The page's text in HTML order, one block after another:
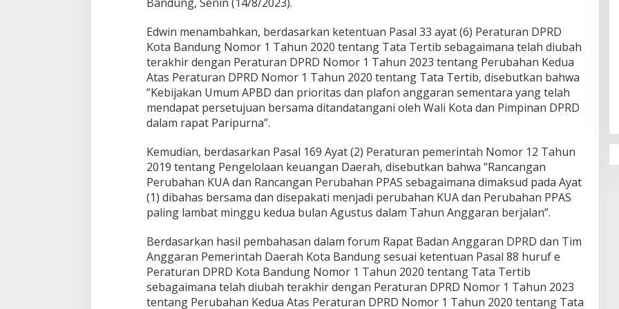
Edwin menambahkan, berdasarkan ketentuan Pasal 33 ayat (6) Peraturan DPRD
Kota Bandung Nomor 1 Tahun 2020 tentang Tata Tertib sebagaimana telah diubah
terakhir dengan Peraturan DPRD Nomor 1 Tahun 2023 tentang Perubahan Kedua
Atas Peraturan DPRD Nomor 1 Tahun 2020 tentang Tata Tertib, disebutkan bahwa
”Kebijakan Umum APBD dan prioritas dan plafon anggaran sementara yang telah
mendapat persetujuan bersama ditandatangani oleh Wali Kota dan Pimpinan DPRD
dalam rapat Paripurna”.
Kemudian, berdasarkan Pasal 169 Ayat (2) Peraturan pemerintah Nomor 12 Tahun
2019 tentang Pengelolaan keuangan Daerah, disebutkan bahwa ”Rancangan
Perubahan KUA dan Rancangan Perubahan PPAS sebagaimana dimaksud pada Ayat
(1) dibahas bersama dan disepakati menjadi perubahan KUA dan Perubahan PPAS
paling lambat minggu kedua bulan Agustus dalam Tahun Anggaran berjalan”.
Berdasarkan hasil pembahasan dalam forum Rapat Badan Anggaran DPRD dan Tim
Anggaran Pemerintah Daerah Kota Bandung sesuai ketentuan Pasal 88 huruf e
Peraturan DPRD Kota Bandung Nomor 1 Tahun 2020 tentang Tata Tertib
sebagaimana telah diubah terakhir dengan Peraturan DPRD Nomor 1 Tahun 2023
tentang Perubahan Kedua Atas Peraturan DPRD Nomor 1 Tahun 2020 tentang Tata
Penguatan Pendidikan Agama dan
Karakter Sekolah Nur Al Rahman
Bikin Sekolah di Malaysia Tertarik
Mempelajarinya